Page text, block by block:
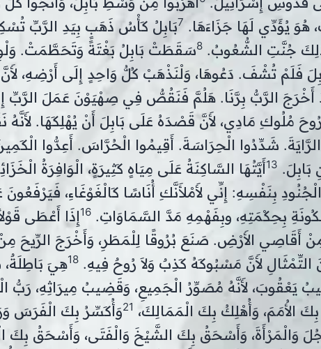
هُوَ يُؤَدِّي لَهَا جَزَاءَهَا. 7بَابِلُ كَأْسُ ذَهَبٍ بِيَدِ الرَّبِّ
جُنَّتِ الشُّعُوبُ.8سَقَطَتْ بَابِلُ بَغْتَةً وَتَحَطَّمَتْ.
فَلَمْ تُشْفَ. دَعُوهَا، وَلْنَذْهَبْ كُلُّ وَاحِدٍ إِلَى أَرْضِهِ،
أَخْرَجَ الرَّبُّ بِرَّنَا. هَلُمَّ فَنَقُصُّ فِي صِهْيَوْنَ عَمَلَ الرَّبِّ
مُلُوكِ مَادِي، لأَنَّ قَصْدَهُ عَلَى بَابِلَ أَنْ يُهْلِكَهَا. لأَنَّهُ
شَدِّدُوا الْحِرَاسَةَ. أَقِيمُوا الْحُرَّاسَ. أَعِدُّوا
13أَيَّتُهَا السَّاكِنَةُ عَلَى مِيَاهٍ كَثِيرَةٍ، الْوَافِرَةُ
بِنَفْسِهِ: إِنِّي لأَمْلأَنَّكِ أُنَاسًا كَالْغَوْغَاءِ،
بِحِكْمَتِهِ، وبِفَهْمِهِ مَدَّ السَّمَاوَاتِ.16إِذَا أَعْطَى
أَقَاصِي الأَرْضِ. صَنَعَ بُرُوقًا لِلْمَطَرِ، وَأَخْرَجَ الرِّيحَ
لأَنَّ مَسْبُوكَهُ كَذِبٌ وَلاَ رُوحٌ فِيهِ.18هِيَ بَاطِلَةٌ،
يَعْقُوبَ، لأَنَّهُ مُصَوِّرُ الْجَمِيعِ، وَقَضِيبُ مِيرَاثِهِ، رَبُّ
وَأُهْلِكُ بِكَ الْمَمَالِكَ، 21وَأُكَسِّرُ بِكَ الْفَرَسَ
وَالْمَرْأَةَ، وَأَسْحَقُ بِكَ الشَّيْخَ وَالْفَتَى، وَأَسْحَقُ بِكَ